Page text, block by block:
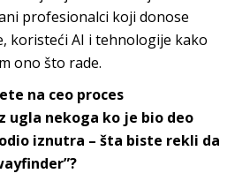
profesionalci koji donose
koristeći AI i tehnologije kako
ono što rade.
na ceo proces
ugla nekoga ko je bio deo
iznutra – šta biste rekli da